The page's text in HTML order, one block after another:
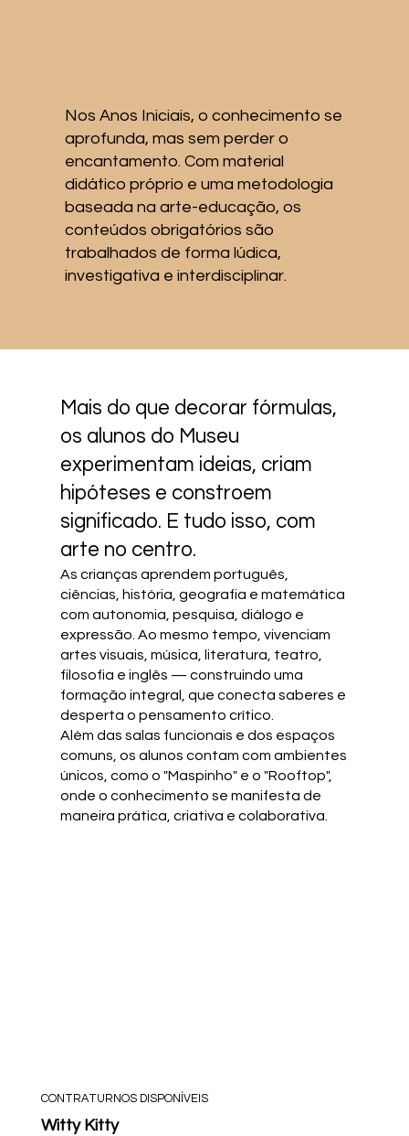
Nos Anos Iniciais, o conhecimento se
aprofunda, mas sem perder o
encantamento. Com material
didático próprio e uma metodologia
baseada na arte-educação, os
conteúdos obrigatórios são
trabalhados de forma lúdica,
investigativa e interdisciplinar.
Mais do que decorar fórmulas,
os alunos do Museu
experimentam ideias, criam
hipóteses e constroem
significado. E tudo isso, com
arte no centro.
As crianças aprendem português,
ciências, história, geografia e matemática
com autonomia, pesquisa, diálogo e
expressão. Ao mesmo tempo, vivenciam
artes visuais, música, literatura, teatro,
filosofia e inglês — construindo uma
formação integral, que conecta saberes e
desperta o pensamento crítico.
Além das salas funcionais e dos espaços
comuns, os alunos contam com ambientes
únicos, como o "Maspinho" e o "Rooftop",
onde o conhecimento se manifesta de
maneira prática, criativa e colaborativa.
CONTRATURNOS DISPONÍVEIS
Witty Kitty